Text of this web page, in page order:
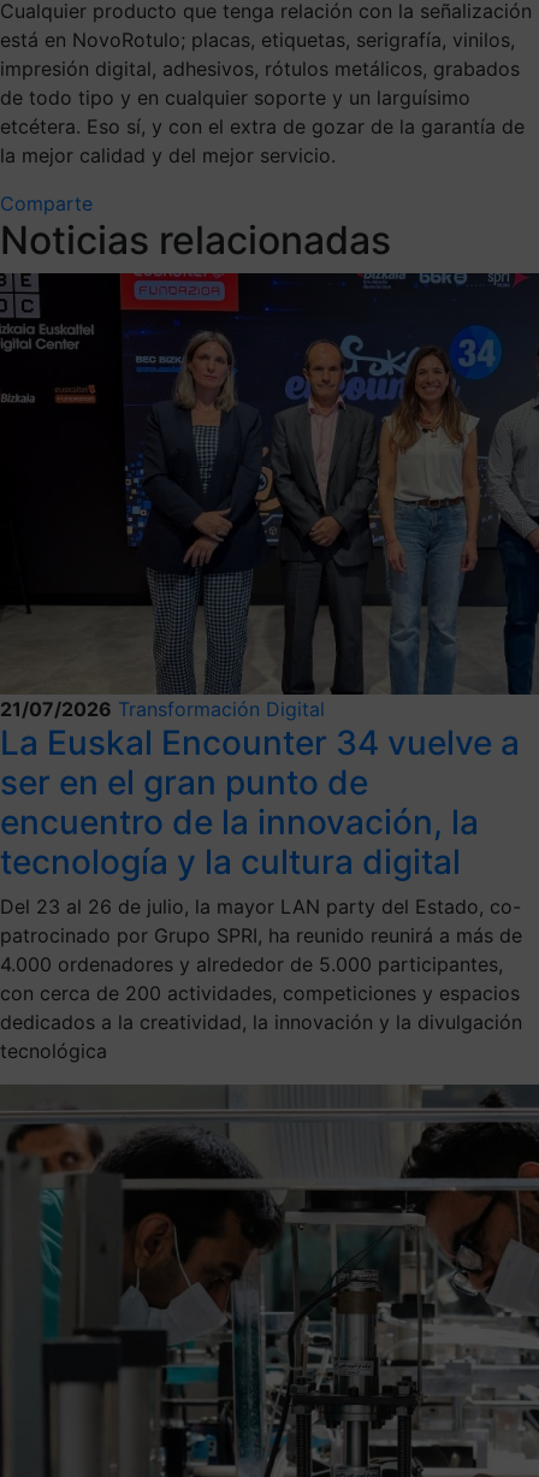
Cualquier producto que tenga relación con la señalización
está en NovoRotulo; placas, etiquetas, serigrafía, vinilos,
impresión digital, adhesivos, rótulos metálicos, grabados
de todo tipo y en cualquier soporte y un larguísimo
etcétera. Eso sí, y con el extra de gozar de la garantía de
la mejor calidad y del mejor servicio.
Comparte
Noticias relacionadas
21/07/2026 Transformación Digital
La Euskal Encounter 34 vuelve a
ser en el gran punto de
encuentro de la innovación, la
tecnología y la cultura digital
Del 23 al 26 de julio, la mayor LAN party del Estado, co-
patrocinado por Grupo SPRI, ha reunido reunirá a más de
4.000 ordenadores y alrededor de 5.000 participantes,
con cerca de 200 actividades, competiciones y espacios
dedicados a la creatividad, la innovación y la divulgación
tecnológica